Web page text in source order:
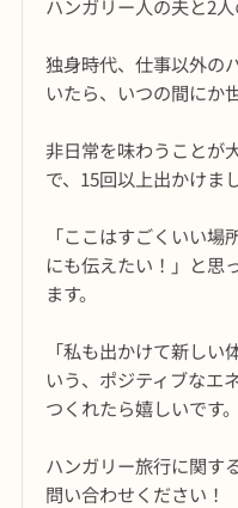
ハンガリー人の夫と2人
独身時代、仕事以外の
いたら、いつの間にか
非日常を味わうことが
で、15回以上出かけま
「ここはすごくいい
にも伝えたい！」と思
ます。
「私も出かけて新し
いう、ポジティブなエ
つくれたら嬉しいです。
ハンガリー旅行に関す
問い合わせください！